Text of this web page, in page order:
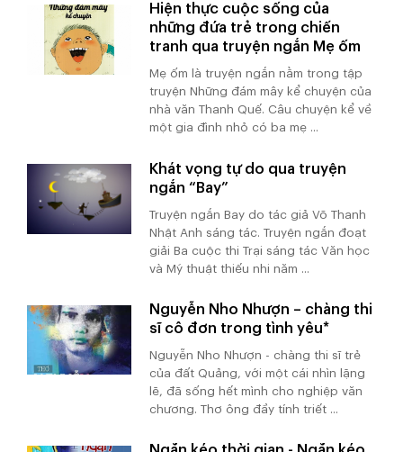
Hiện thực cuộc sống của
những đứa trẻ trong chiến
tranh qua truyện ngắn Mẹ ốm
Mẹ ốm là truyện ngắn nằm trong tập
truyện Những đám mây kể chuyện của
nhà văn Thanh Quế. Câu chuyện kể về
một gia đình nhỏ có ba mẹ ...
Khát vọng tự do qua truyện
ngắn “Bay”
Truyện ngắn Bay do tác giả Võ Thanh
Nhật Anh sáng tác. Truyện ngắn đoạt
giải Ba cuộc thi Trại sáng tác Văn học
và Mỹ thuật thiếu nhi năm ...
Nguyễn Nho Nhượn – chàng thi
sĩ cô đơn trong tình yêu*
Nguyễn Nho Nhượn - chàng thi sĩ trẻ
của đất Quảng, với một cái nhìn lặng
lẽ, đã sống hết mình cho nghiệp văn
chương. Thơ ông đầy tính triết ...